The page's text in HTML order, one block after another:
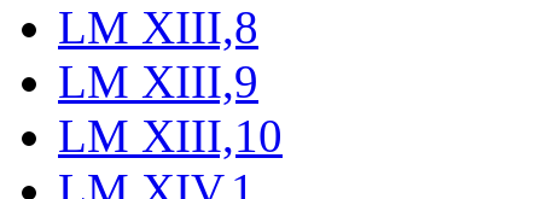
LM XIII,8
LM XIII,9
LM XIII,10